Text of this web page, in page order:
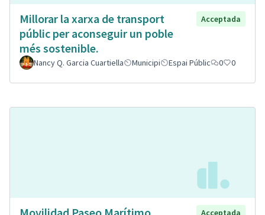
Millorar la xarxa de transport
públic per aconseguir un poble
més sostenible.
Acceptada
Nancy Q. Garcia Cuartiella Municipi Espai Públic 0 0
Acceptada